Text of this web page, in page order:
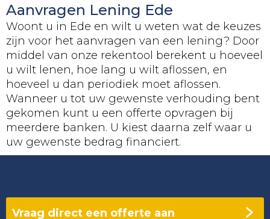
Aanvragen Lening Ede
Woont u in Ede en wilt u weten wat de keuzes
zijn voor het aanvragen van een lening? Door
middel van onze rekentool berekent u hoeveel
u wilt lenen, hoe lang u wilt aflossen, en
hoeveel u dan periodiek moet aflossen.
Wanneer u tot uw gewenste verhouding bent
gekomen kunt u een offerte opvragen bij
meerdere banken. U kiest daarna zelf waar u
uw gewenste bedrag financiert.
Vraag direct een offerte aan